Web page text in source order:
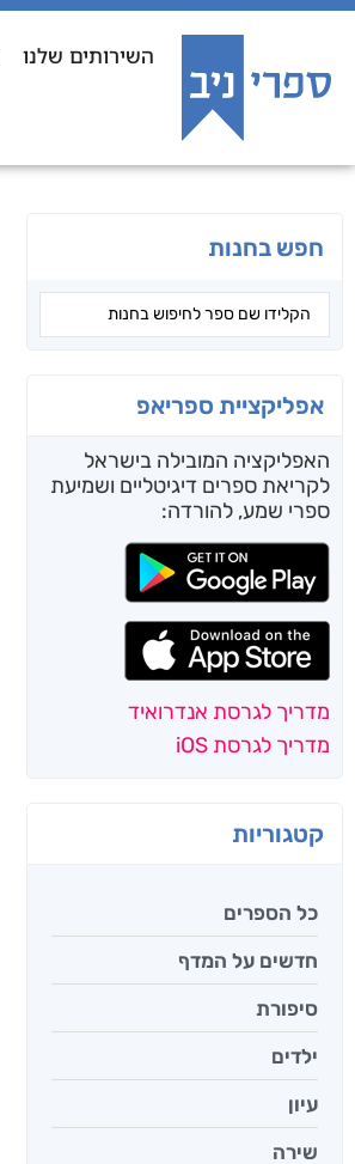
השירותים שלנו
חפש בחנות
אפליקציית ספריאפ
האפליקציה המובילה בישראל
לקריאת ספרים דיגיטליים ושמיעת
ספרי שמע, להורדה:
מדריך לגרסת אנדרואיד
מדריך לגרסת iOS
קטגוריות
כל הספרים
חדשים על המדף
סיפורת
ילדים
עיון
שירה